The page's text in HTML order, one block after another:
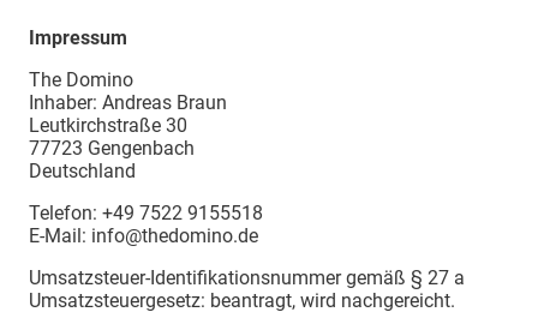
Impressum
The Domino
Inhaber: Andreas Braun
Leutkirchstraße 30
77723 Gengenbach
Deutschland
Telefon: +49 7522 9155518
E-Mail: info@thedomino.de
Umsatzsteuer-Identifikationsnummer gemäß § 27 a
Umsatzsteuergesetz: beantragt, wird nachgereicht.